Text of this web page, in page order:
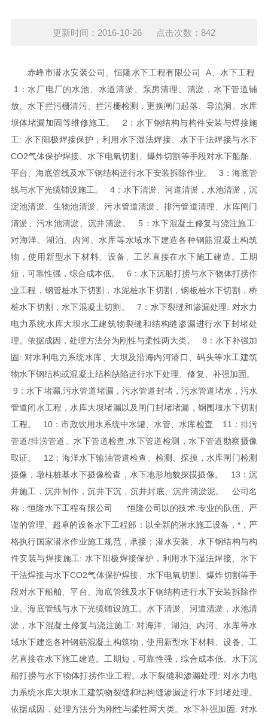
更新时间：2016-10-26 点击次数：842
赤峰市潜水安装公司、恒隆水下工程有限公司
A、水下工程
1：水厂电厂的水池、水道清淤、泵房清理、清淤，水下管道铺
放、水下拦污栅清污、拦污栅检测，更换闸门起落、导流洞、水库
坝体堵漏加固等维修施工。
2：水下钢结构与构件安装与焊接施
工: 水下阳极焊接保护，利用水下湿法焊接、水下干法焊接与水下
CO2气体保护焊接、水下电氧切割、爆炸切割等手段对水下船舶、
平台、海底管线及水下钢结构进行水下安装拆除作业。
3：海底管
线与水下光缆铺设施工。
4：水下清淤、河道清淤，水池清淤，沉
淀池清淤、生物池清淤、污水管道清淤、排污管道清理、水库闸门
清淤、污水池清淤、沉井清淤。
5：水下混凝土修复与浇注施工:
对海洋、湖泊、内河、水库等水域水下建造各种钢筋混凝土构筑
物，使用新型水下材料、设备、工艺直接在水下施工建造。工期
短，可靠性强，综合成本低。
6：水下沉船打捞与水下物体打捞作
业工程，钢管桩水下切割，水泥桩水下切割，钢板桩水下切割，桥
桩水下切割，水下混凝土切割。
7：水下裂缝和渗漏处理: 对水力
电力系统水库大坝水工建筑物裂缝和结构缝渗漏进行水下封堵处
理。依据成因，处理方法分为刚性与柔性两大类。
8：水下补强加
固: 对水利电力系统水库、大坝及沿海内河港口、码头等水工建筑
物水下钢结构或混凝土结构缺陷进行水下处理、修复、补强加固。
9：水下堵漏,污水管道堵漏，污水管道封堵，污水管道堵水，污水
管道闭水工程，水库大坝堵漏以及闸门封堵堵漏，钢围堰水下切割
工程。
10：市政饮用水系统中水罐、水管、水库检查.
11：排污
管道/排涝管道、水下管道检查,水下管道检测，水下管道勘察摄像
取证。
12：海洋水下输油管道检查、检测、探摸，水库闸门检测
摄像，墩柱桩基水下摄像检查，水下地形地貌探摸摄像。
13：沉
井施工，沉井制作，沉井下沉，沉井封底、沉井清淤泥。
公司名
称：恒隆水下工程有限公司
恒隆公司以的技术.专业的队伍、严
谨的管理、超卓的设备水下工程部：以全新的潜水施工设备，*，严
格执行国家潜水作业施工规范，承接；潜水安装、水下钢结构与构
件安装与焊接施工: 水下阳极焊接保护，利用水下湿法焊接、水下
干法焊接与水下CO2气体保护焊接、水下电氧切割、爆炸切割等手
段对水下船舶、平台、海底管线及水下钢结构进行水下安装拆除作
业。海底管线与水下光缆铺设施工。水下清淤、河道清淤，水池清
淤，水下混凝土修复与浇注施工: 对海洋、湖泊、内河、水库等水
域水下建造各种钢筋混凝土构筑物，使用新型水下材料、设备、工
艺直接在水下施工建造。工期短，可靠性强，综合成本低。水下沉
船打捞与水下物体打捞作业工程。水下裂缝和渗漏处理: 对水力电
力系统水库大坝水工建筑物裂缝和结构缝渗漏进行水下封堵处理。
依据成因，处理方法分为刚性与柔性两大类。水下补强加固: 对水